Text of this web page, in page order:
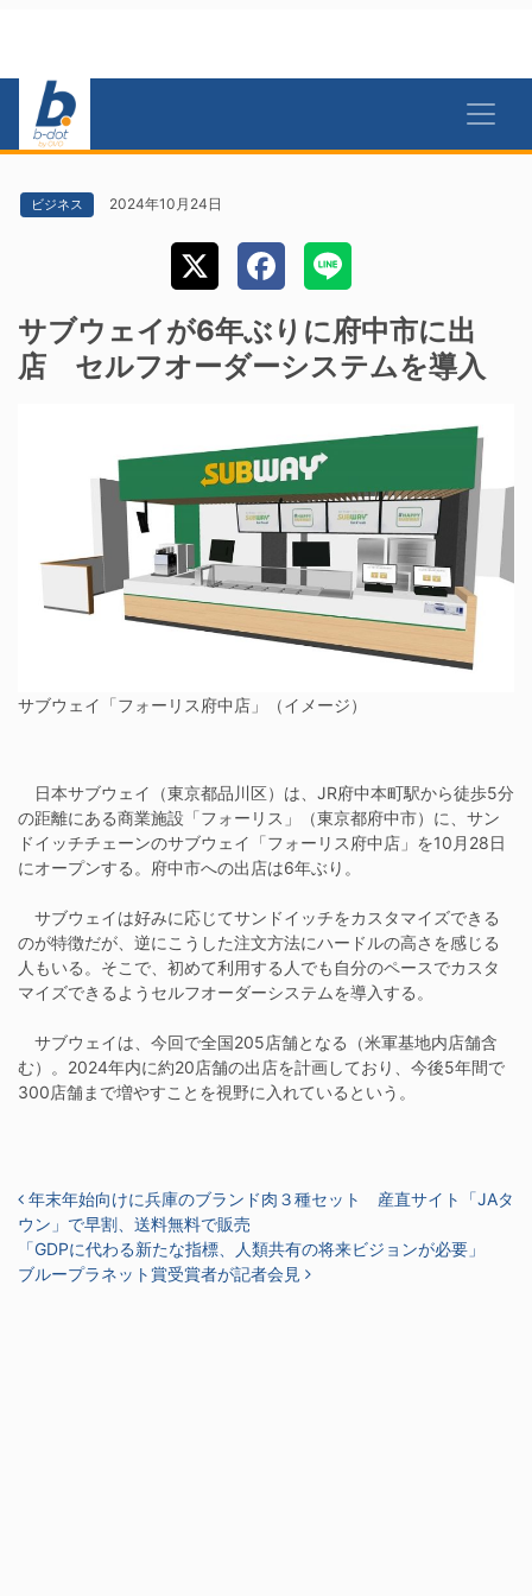
ビジネス 2024年10月24日
サブウェイが6年ぶりに府中市に出
店 セルフオーダーシステムを導入
サブウェイ「フォーリス府中店」（イメージ）
日本サブウェイ（東京都品川区）は、JR府中本町駅から徒歩5分
の距離にある商業施設「フォーリス」（東京都府中市）に、サン
ドイッチチェーンのサブウェイ「フォーリス府中店」を10月28日
にオープンする。府中市への出店は6年ぶり。
サブウェイは好みに応じてサンドイッチをカスタマイズできる
のが特徴だが、逆にこうした注文方法にハードルの高さを感じる
人もいる。そこで、初めて利用する人でも自分のペースでカスタ
マイズできるようセルフオーダーシステムを導入する。
サブウェイは、今回で全国205店舗となる（米軍基地内店舗含
む）。2024年内に約20店舗の出店を計画しており、今後5年間で
300店舗まで増やすことを視野に入れているという。
投稿ナビゲーション
年末年始向けに兵庫のブランド肉３種セット 産直サイト「JAタ
ウン」で早割、送料無料で販売
「GDPに代わる新たな指標、人類共有の将来ビジョンが必要」
ブループラネット賞受賞者が記者会見